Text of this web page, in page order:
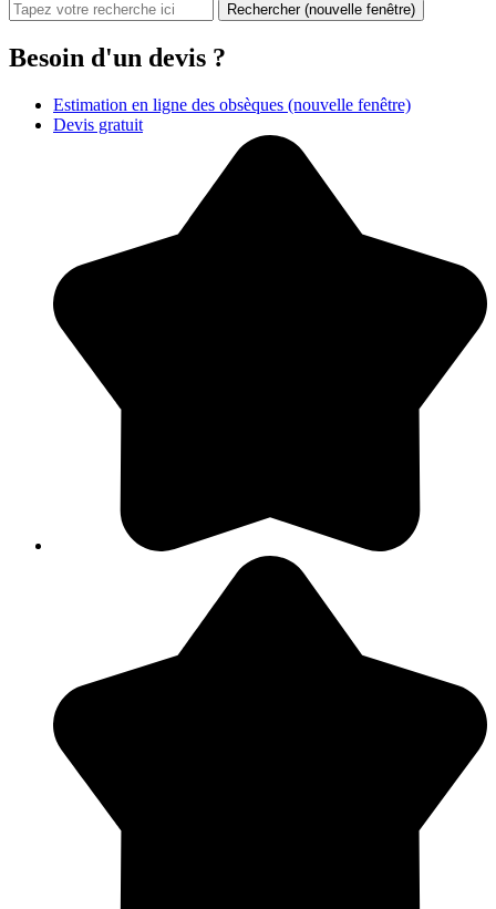
Rechercher (nouvelle fenêtre)
Besoin d'un devis ?
Estimation en ligne des obsèques (nouvelle fenêtre)
Devis gratuit